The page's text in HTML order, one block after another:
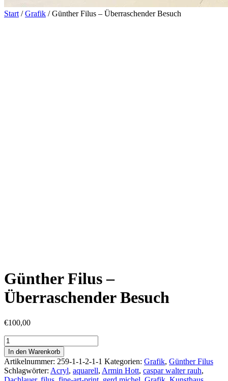
Start /Grafik / Günther Filus – Überraschender Besuch
Günther Filus –
Überraschender Besuch
€100,00
Günther
Filus
-
Überraschender
Besuch
In den Warenkorb
Artikelnummer: 259-1-1-2-1-1 Kategorien: Grafik, Günther Filus
Schlagwörter: Acryl, aquarell, Armin Hott, caspar walter rauh,